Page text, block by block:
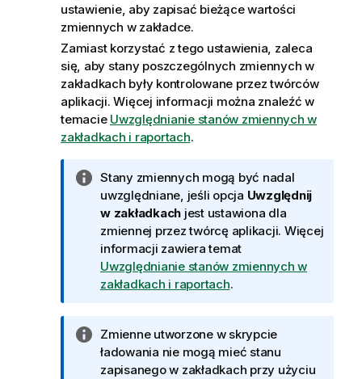
ustawienie, aby zapisać bieżące wartości
zmiennych w zakładce.
Zamiast korzystać z tego ustawienia, zaleca
się, aby stany poszczególnych zmiennych w
zakładkach były kontrolowane przez twórców
aplikacji.Więcej informacji można znaleźć w
temacie Uwzględnianie stanów zmiennych w
zakładkach i raportach.
I
n
f
o
r
m
a
a
Stany zmiennych mogą być nadal
uwzględniane, jeśli opcja Uwzględnij
w zakładkach jest ustawiona dla
zmiennej przez twórcę aplikacji. Więcej
informacji zawiera temat
Uwzględnianie stanów zmiennych w
zakładkach i raportach.
I
n
f
Zmienne utworzone w skrypcie
ładowania nie mogą mieć stanu
zapisanego w zakładkach przy użyciu